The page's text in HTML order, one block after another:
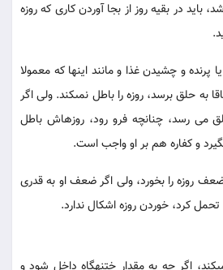
بايد در بقيه روز از بجا آوردن كارى كه روزه
يا پرنده و چشيدن غذا و مانند اينها كه معمولا
به حلق برسد، روزه را باطل نمى‏كند. ولى اگر
مى رسد، چنانچه فرو رود، روزه‏اش باطل
و كفاره هم بر او واجب است.
ضعف روزه را بخورد، ولى اگر ضعف او به قدرى
كرد، خوردن روزه اشكال ندارد.